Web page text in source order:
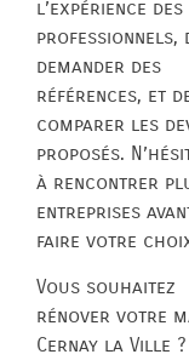
l’expérience des
professionnels,
demander des
références, et
comparer les
proposés.
à rencontrer
entreprises
faire votre
Vous souhaitez
rénover votre
Cernay la Ville ?